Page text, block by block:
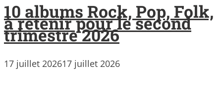
10 albums Rock, Pop, Folk,
à retenir pour le second
trimestre 2026
17 juillet 202617 juillet 2026